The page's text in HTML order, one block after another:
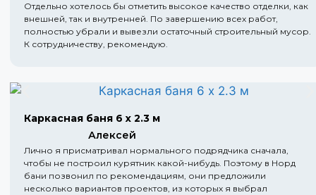
Отдельно хотелось бы отметить высокое качество отделки, как
внешней, так и внутренней. По завершению всех работ,
полностью убрали и вывезли остаточный строительный мусор.
К сотрудничеству, рекомендую.
Каркасная баня 6 х 2.3 м
Алексей
Лично я присматривал нормального подрядчика сначала,
чтобы не построил курятник какой-нибудь. Поэтому в Норд
бани позвонил по рекомендациям, они предложили
несколько вариантов проектов, из которых я выбрал